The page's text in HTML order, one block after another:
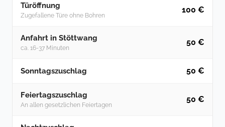
Türöffnung
Zugefallene Türe ohne Bohren
100 €
Anfahrt in Stöttwang
ca. 16-37 Minuten
50 €
Sonntagszuschlag 50 €
Feiertagszuschlag
An allen gesetzlichen Feiertagen
50 €